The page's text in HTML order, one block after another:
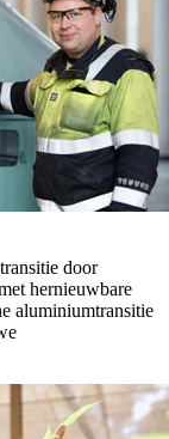
door
hernieuwbare
aluminiumtransitie